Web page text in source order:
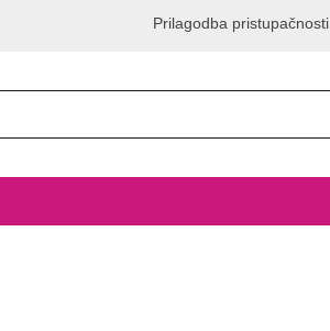
Prilagodba pristupačnosti